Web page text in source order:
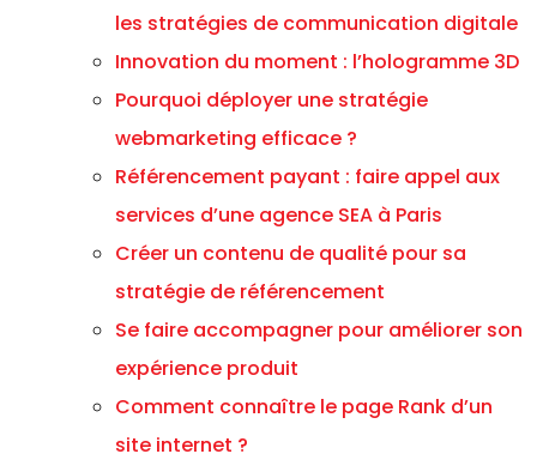
les stratégies de communication digitale
Innovation du moment : l’hologramme 3D
Pourquoi déployer une stratégie
webmarketing efficace ?
Référencement payant : faire appel aux
services d’une agence SEA à Paris
Créer un contenu de qualité pour sa
stratégie de référencement
Se faire accompagner pour améliorer son
expérience produit
Comment connaître le page Rank d’un
site internet ?